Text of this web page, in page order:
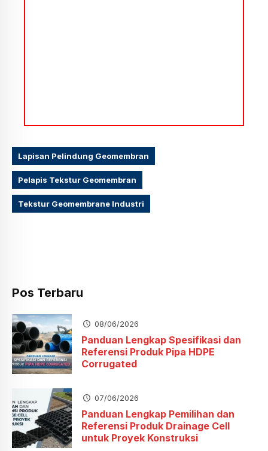
Lapisan Pelindung Geomembran
Pelapis Tekstur Geomembran
Tekstur Geomembrane Industri
Pos Terbaru
08/06/2026
Panduan Lengkap Spesifikasi dan
Referensi Produk Pipa HDPE
Corrugated
07/06/2026
Panduan Lengkap Pemilihan dan
Referensi Produk Drainage Cell
untuk Proyek Konstruksi